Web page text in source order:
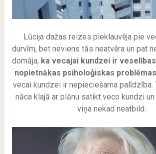
Lūcija dažas reizes pieklauvēja pie
durvīm, bet neviens tās neatvēra un pat
domāja, ka vecajai kundzei ir
nopietnākas psiholoģiskas problēmas
vecai kundzei ir nepieciešama palīdzība.
nāca klajā ar plānu satikt veco kundzi
viņa nekad neatbild.